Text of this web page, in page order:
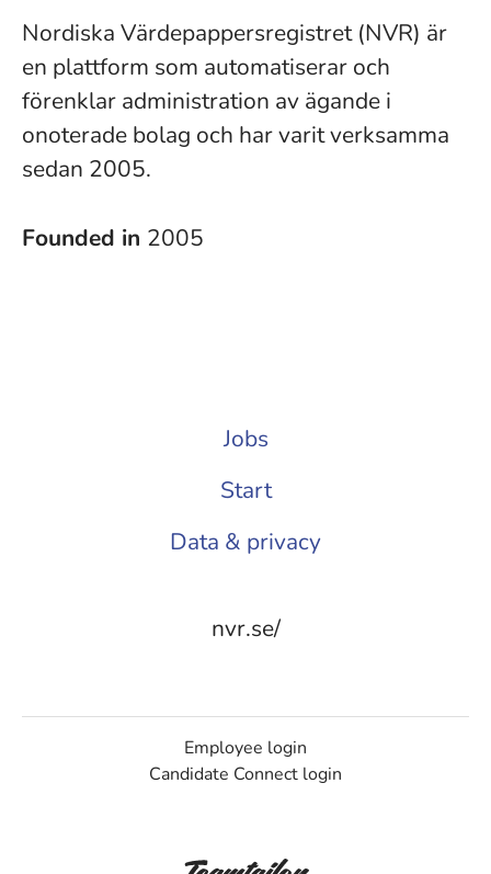
Nordiska Värdepappersregistret (NVR) är
en plattform som automatiserar och
förenklar administration av ägande i
onoterade bolag och har varit verksamma
sedan 2005.
Founded in 2005
Jobs
Start
Data & privacy
nvr.se/
Employee login
Candidate Connect login